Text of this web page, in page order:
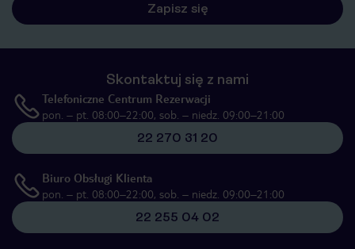
Zapisz się
Skontaktuj się z nami
Telefoniczne Centrum Rezerwacji
pon. – pt. 08:00–22:00, sob. – niedz. 09:00–21:00
22 270 31 20
Biuro Obsługi Klienta
pon. – pt. 08:00–22:00, sob. – niedz. 09:00–21:00
22 255 04 02